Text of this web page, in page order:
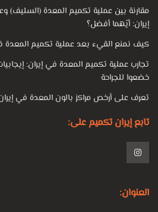
مقارنة بين عملية تكميم المعدة (السليف)
إيران: أيّهما أفضل؟
كيف نمنع القيء بعد عملية تكميم المعدة
تجارب عملية تكميم المعدة في إيران:
خضعوا للجراحة
تعرف على أرخص مراكز بالون المعدة في
تابع إيران تكميم على:
العنوان: